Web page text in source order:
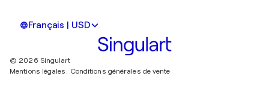
Français | USD
© 2026 Singulart
Mentions légales.
Conditions générales de vente